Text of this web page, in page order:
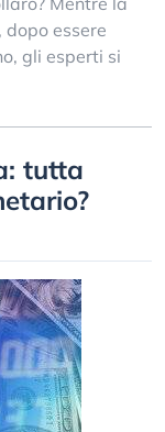
essere
gli esperti si
tutta